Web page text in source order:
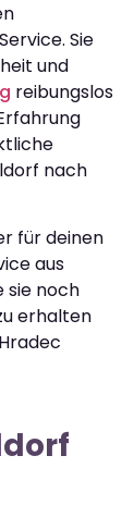
Sie
und
reibungslos
nach
für deinen
aus
sie noch
erhalten